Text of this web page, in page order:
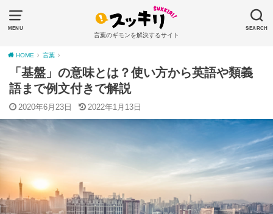
MENU SEARCH
言葉のギモンを解決するサイト
HOME 言葉
「基盤」の意味とは？使い方から英語や類義
語まで例文付きで解説
2020年6月23日 2022年1月13日